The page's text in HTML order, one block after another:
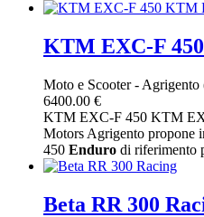
KTM EXC-F
Moto e Scooter- Agrigento
6400.00 €
KTM EXC-F 450 KTM
Motors Agrigento
450 Enduro di riferimento
Beta RR 300